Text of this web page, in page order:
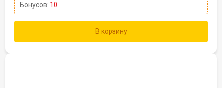
Бонусов: 10
В корзину